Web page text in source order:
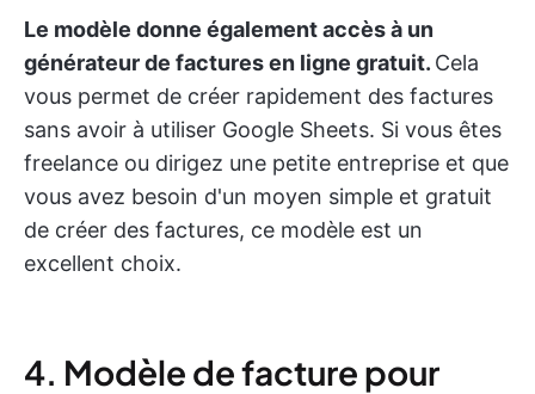
Le modèle donne également accès à un
générateur de factures en ligne gratuit. Cela
vous permet de créer rapidement des factures
sans avoir à utiliser Google Sheets. Si vous êtes
freelance ou dirigez une petite entreprise et que
vous avez besoin d'un moyen simple et gratuit
de créer des factures, ce modèle est un
excellent choix.
4. Modèle de facture pour